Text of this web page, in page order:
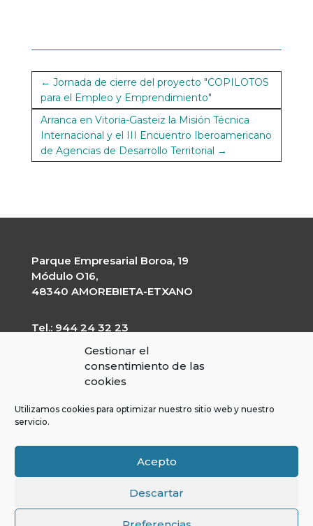
Gestionar el
consentimiento de las
cookies
Utilizamos cookies para optimizar nuestro sitio web y nuestro
servicio.
Acepto
Descartar
← Jornada de cierre del proyecto "COPILOTOS
para el Empleo y Emprendimiento"
Arranca en Vitoria-Gasteiz la Misión Técnica
Internacional y el III Encuentro Iberoamericano
de Agencias de Desarrollo Territorial →
Parque Empresarial Boroa, 19
Módulo O16,
48340 AMOREBIETA-ETXANO
Tel.: 944 24 32 23
CIF: G-20227203
Transparency Portal
Cookies Policy